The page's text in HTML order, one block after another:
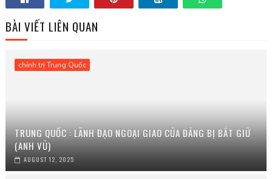
BÀI VIẾT LIÊN QUAN
chính trị Trung Quốc
TRUNG QUỐC : LÃNH ĐẠO NGOẠI GIAO CỦA ĐẢNG BỊ BẮT GIỮ
(ANH VŨ)
AUGUST 12, 2025